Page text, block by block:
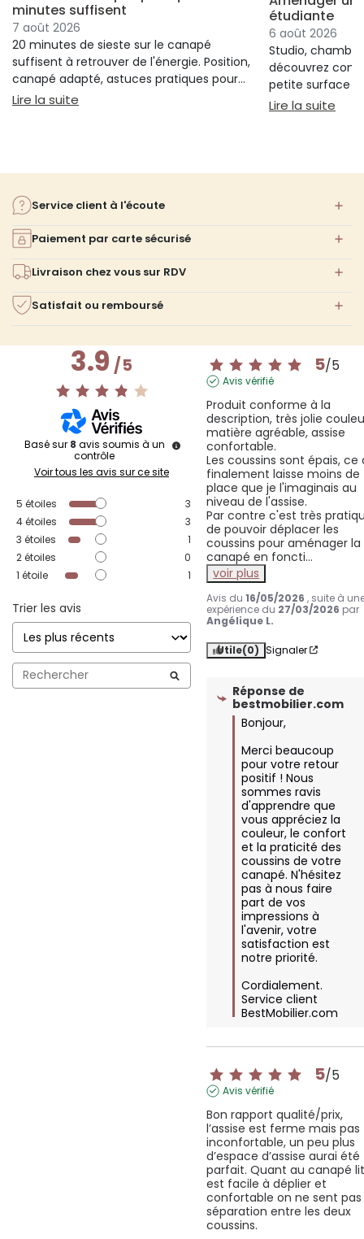
minutes suffisent
7 août 2026
20 minutes de sieste sur le canapé
suffisent à retrouver de l'énergie. Position,
canapé adapté, astuces pratiques pour
bien s'installer.
Lire la suite : Sieste sur canapé : pourquoi 20 minutes
étudiante
6 août 2026
Studio,
découvrez
petite surface à
confort ni
Lire la suite
Service client à l'écoute
Paiement par carte sécurisé
Livraison chez vous sur RDV
Satisfait ou remboursé
3.9/5
Basé sur 8 avis soumis à un
contrôle
Voir tous les avis sur ce site
5 étoiles
3
4étoiles
3
3 étoiles
1
2étoiles
0
1 étoile 1
Trier les avis
5/5
Avis vérifié
Produit conforme à la
description, très jolie
matière agréable, assise
confortable.
Les coussins sont épais, ce
finalement laisse moins de
place que je l'imaginais au
niveau de l'assise.
Par contre c'est très
de pouvoir déplacer les
coussins pour aménager la
canapé en foncti...
voir plus
Avis du16/05/2026 , suite à
expérience du 27/03/2026 par
Angélique L.
Utile(0) Signaler
Réponse de
bestmobilier.com
Bonjour,
Merci beaucoup
pour votre retour
positif ! Nous
sommes ravis
d'apprendre que
vous appréciez la
couleur, le confort
et la praticité des
coussins de votre
canapé. N'hésitez
pas à nous faire
part de vos
impressions à
l'avenir, votre
satisfaction est
notre priorité.
Cordialement.
Service client
BestMobilier.com
5/5
Avis vérifié
Bon rapport qualité/prix,
l’assise est ferme mais pas
inconfortable, un peu plus
d’espace d’assise aurai été
parfait. Quant au canapé
est facile à déplier et
confortable on ne sent pas
séparation entre les deux
coussins.